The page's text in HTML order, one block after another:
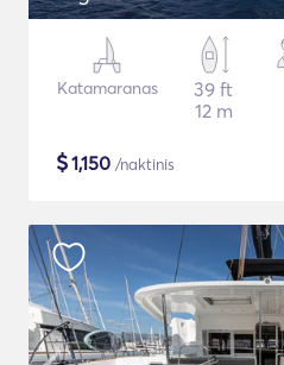
Katamaranas
39 ft
12 m
$1,150 /naktinis